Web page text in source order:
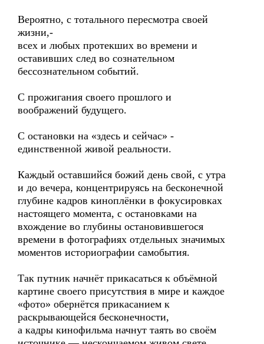
Вероятно, с тотального пересмотра своей
жизни,-
всех и любых протекших во времени и
оставивших след во сознательном
бессознательном событий.
С прожигания своего прошлого и
воображений будущего.
С остановки на «здесь и сейчас» -
единственной живой реальности.
Каждый оставшийся божий день свой, с утра
и до вечера, концентрируясь на бесконечной
глубине кадров киноплёнки в фокусировках
настоящего момента, с остановками на
вхождение во глубины остановившегося
времени в фотографиях отдельных значимых
моментов историографии самобытия.
Так путник начнёт прикасаться к объёмной
картине своего присутствия в мире и каждое
«фото» обернётся прикасанием к
раскрывающейся бесконечности,
а кадры кинофильма начнут таять во своём